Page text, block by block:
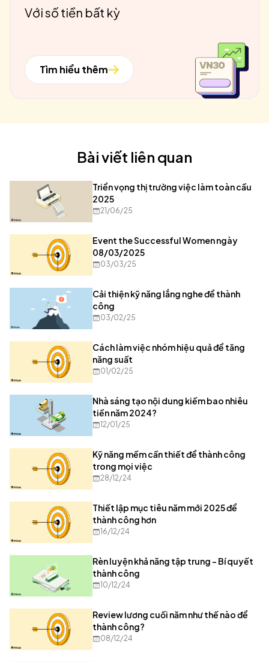
Với số tiền bất kỳ
Tìm hiểu thêm
Bài viết liên quan
Triển vọng thị trường việc làm toàn cầu
2025
21/06/25
Event the Successful Women ngày
08/03/2025
03/03/25
Cải thiện kỹ năng lắng nghe để thành
công
03/02/25
Cách làm việc nhóm hiệu quả để tăng
năng suất
01/02/25
Nhà sáng tạo nội dung kiếm bao nhiêu
tiền năm 2024?
12/01/25
Kỹ năng mềm cần thiết để thành công
trong mọi việc
28/12/24
Thiết lập mục tiêu năm mới 2025 để
thành công hơn
16/12/24
Rèn luyện khả năng tập trung - Bí quyết
thành công
10/12/24
Review lương cuối năm như thế nào để
thành công?
08/12/24